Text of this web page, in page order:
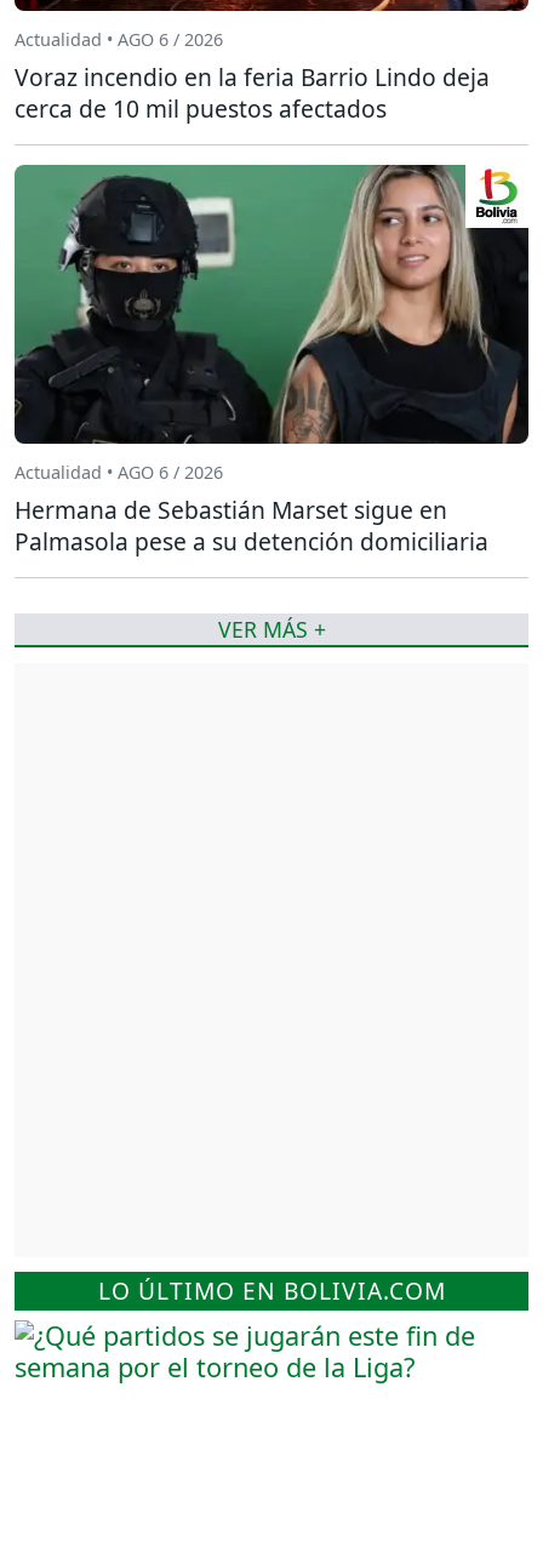
LO ÚLTIMO EN BOLIVIA.COM
Actualidad • AGO 6 / 2026
Voraz incendio en la feria Barrio Lindo deja
cerca de 10 mil puestos afectados
Actualidad • AGO 6 / 2026
Hermana de Sebastián Marset sigue en
Palmasola pese a su detención domiciliaria
VER MÁS +